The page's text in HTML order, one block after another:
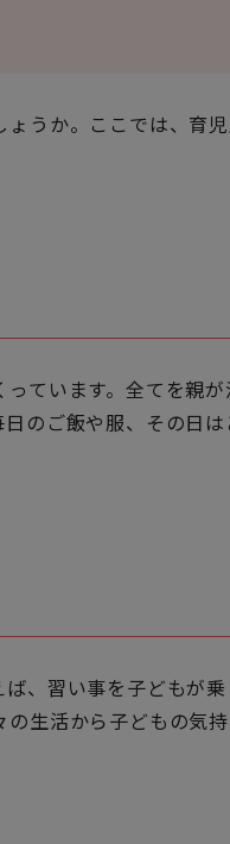
うか。ここでは、育
ています。全てを親
のご飯や服、その日
、習い事を子どもが
生活から子どもの気持